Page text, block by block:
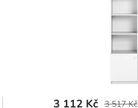
3 112 Kč 3 517 Kč